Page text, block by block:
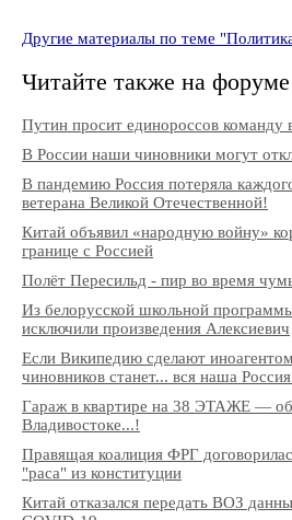
Другие материалы по теме
Читайте также на форуме
Путин просит единороссов команду
В России наши чиновники могут
В пандемию Россия потеряла
ветерана Великой Отечественной!
Китай объявил «народную войну»
границе с Россией
Полёт Пересильд - пир во время
Из белорусской школьной
исключили произведения Алексиевич
Если Википедию сделают
чиновников станет... вся наша
Гараж в квартире на 38 ЭТАЖЕ —
Владивостоке...!
Правящая коалиция ФРГ
"раса" из конституции
Китай отказался передать ВОЗ